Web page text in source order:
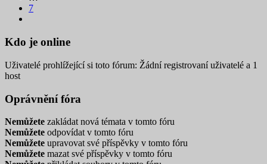
7
Kdo je online
Uživatelé prohlížející si toto fórum: Žádní registrovaní uživatelé a 1
host
Oprávnění fóra
Nemůžete zakládat nová témata v tomto fóru
Nemůžete odpovídat v tomto fóru
Nemůžete upravovat své příspěvky v tomto fóru
Nemůžete mazat své příspěvky v tomto fóru